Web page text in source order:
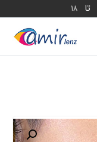
تا 18